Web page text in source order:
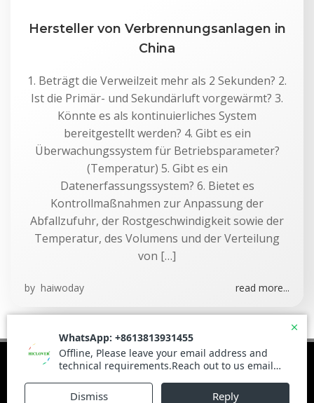
Hersteller von Verbrennungsanlagen in
China
1. Beträgt die Verweilzeit mehr als 2 Sekunden? 2.
Ist die Primär- und Sekundärluft vorgewärmt? 3.
Könnte es als kontinuierliches System
bereitgestellt werden? 4. Gibt es ein
Überwachungssystem für Betriebsparameter?
(Temperatur) 5. Gibt es ein
Datenerfassungssystem? 6. Bietet es
Kontrollmaßnahmen zur Anpassung der
Abfallzufuhr, der Rostgeschwindigkeit sowie der
Temperatur, des Volumens und der Verteilung
von […]
by haiwoday read more...
© 2026 Haiwoday.com. Built using WordPress and